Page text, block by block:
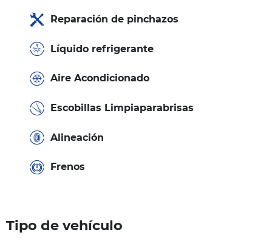
Reparación de pinchazos
Líquido refrigerante
Aire Acondicionado
Escobillas Limpiaparabrisas
Alineación
Frenos
Tipo de vehículo